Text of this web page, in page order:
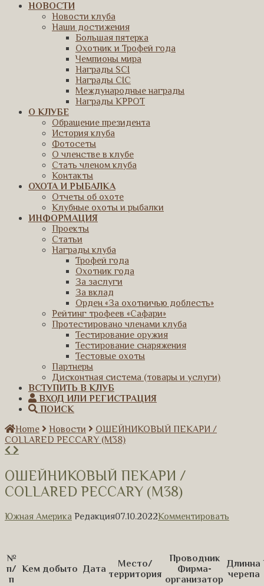
НОВОСТИ
Новости клуба
Наши достижения
Большая пятерка
Охотник и Трофей года
Чемпионы мира
Награды SCI
Награды CIC
Международные награды
Награды КРРОТ
О КЛУБЕ
Обращение президента
История клуба
Фотосеты
О членстве в клубе
Стать членом клуба
Контакты
ОХОТА И РЫБАЛКА
Отчеты об охоте
Клубные охоты и рыбалки
ИНФОРМАЦИЯ
Проекты
Статьи
Награды клуба
Трофей года
Охотник года
За заслуги
За вклад
Орден «За охотничью доблесть»
Рейтинг трофеев «Сафари»
Протестировано членами клуба
Тестирование оружия
Тестирование снаряжения
Тестовые охоты
Партнеры
Дисконтная система (товары и услуги)
ВСТУПИТЬ В КЛУБ
ВХОД ИЛИ РЕГИСТРАЦИЯ
ПОИСК
Home
Новости
ОШЕЙНИКОВЫЙ ПЕКАРИ /
COLLARED PECCARY (M38)
ОШЕЙНИКОВЫЙ ПЕКАРИ /
COLLARED PECCARY (M38)
Южная Америка Редакция07.10.2022Комментировать
№
п/
п
Кем добыто Дата
Место/
территория
Проводник
Фирма-
организатор
Длинна
черепа